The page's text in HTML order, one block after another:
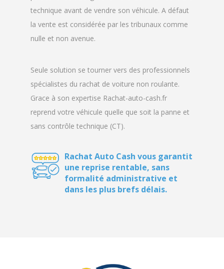
nulle et non avenue.
Seule solution se tourner vers des professionnels
Grace à son expertise Rachat-auto-cash.fr
reprend votre véhicule quelle que soit la panne et
sans contrôle technique (CT).
Rachat Auto Cash vous garantit
dans les plus brefs délais.